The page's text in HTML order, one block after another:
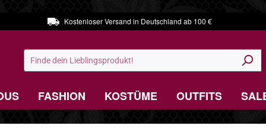
Kostenloser Versand in Deutschland ab 100 €
FASHION KOSTÜME OUTFITS